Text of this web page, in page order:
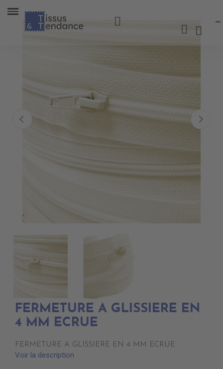
FERMETURE A GLISSIERE EN
4 MM ECRUE
FERMETURE A GLISSIERE EN 4 MM ECRUE
Voir la description